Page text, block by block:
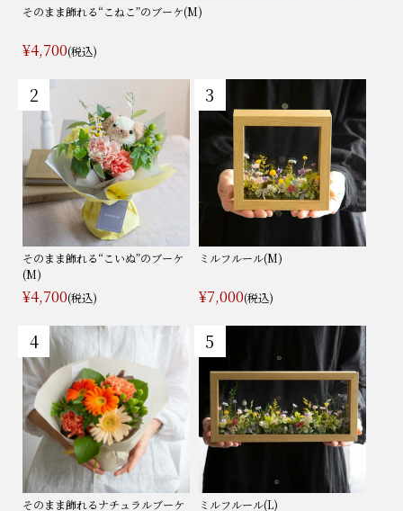
そのまま飾れる“こねこ”のブーケ(M)
¥4,700(税込)
そのまま飾れる“こいぬ”のブーケ
(M)
¥4,700(税込)
ミルフルール(M)
¥7,000(税込)
そのまま飾れるナチュラルブーケ ミルフルール(L)